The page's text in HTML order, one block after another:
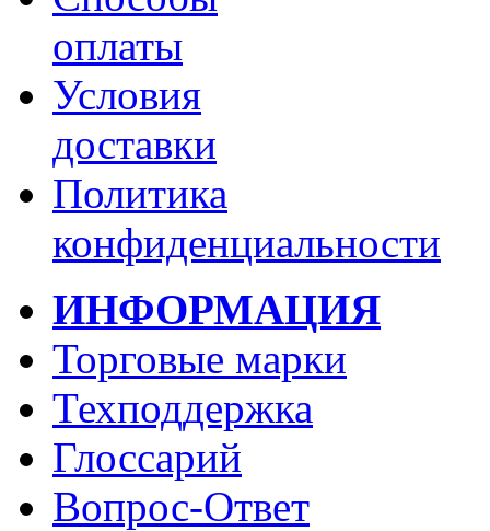
оплаты
Условия
доставки
Политика
конфиденциальности
ИНФОРМАЦИЯ
Торговые марки
Техподдержка
Глоссарий
Вопрос-Ответ